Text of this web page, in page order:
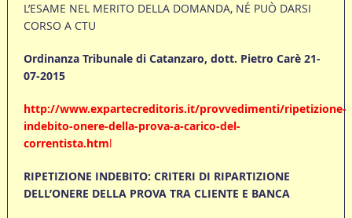
L’ESAME NEL MERITO DELLA DOMANDA, NÉ PUÒ DARSI
CORSO A CTU
Ordinanza Tribunale di Catanzaro, dott. Pietro Carè 21-
07-2015
http://www.expartecreditoris.it/provvedimenti/ripetizione-
indebito-onere-della-prova-a-carico-del-
correntista.html
RIPETIZIONE INDEBITO: CRITERI DI RIPARTIZIONE
DELL’ONERE DELLA PROVA TRA CLIENTE E BANCA